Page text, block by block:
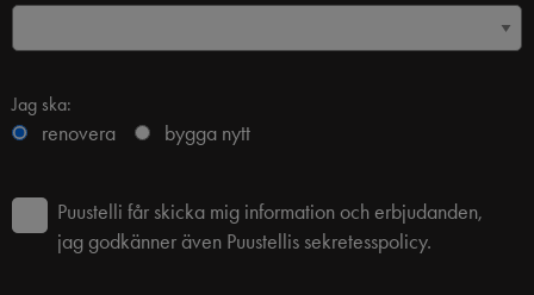
Jag ska:
renovera bygga nytt
Puustelli får skicka mig information och erbjudanden,
jag godkänner även Puustellis sekretesspolicy.